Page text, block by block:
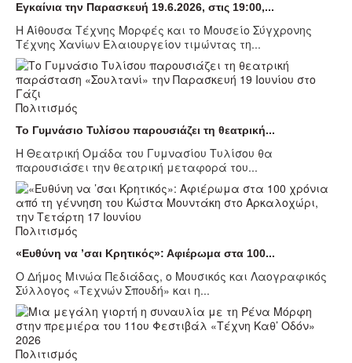
Εγκαίνια την Παρασκευή 19.6.2026, στις 19:00,...
Η Αίθουσα Τέχνης Μορφές και το Μουσείο Σύγχρονης
Τέχνης Χανίων Ελαιουργείον τιμώντας τη...
Πολιτισμός
Το Γυμνάσιο Τυλίσου παρουσιάζει τη θεατρική...
Η Θεατρική Ομάδα του Γυμνασίου Τυλίσου θα
παρουσιάσει την θεατρική μεταφορά του...
Πολιτισμός
«Ευθύνη να ’σαι Κρητικός»: Αφιέρωμα στα 100...
Ο Δήμος Μινώα Πεδιάδας, ο Μουσικός και Λαογραφικός
Σύλλογος «Τεχνών Σπουδή» και η...
Πολιτισμός